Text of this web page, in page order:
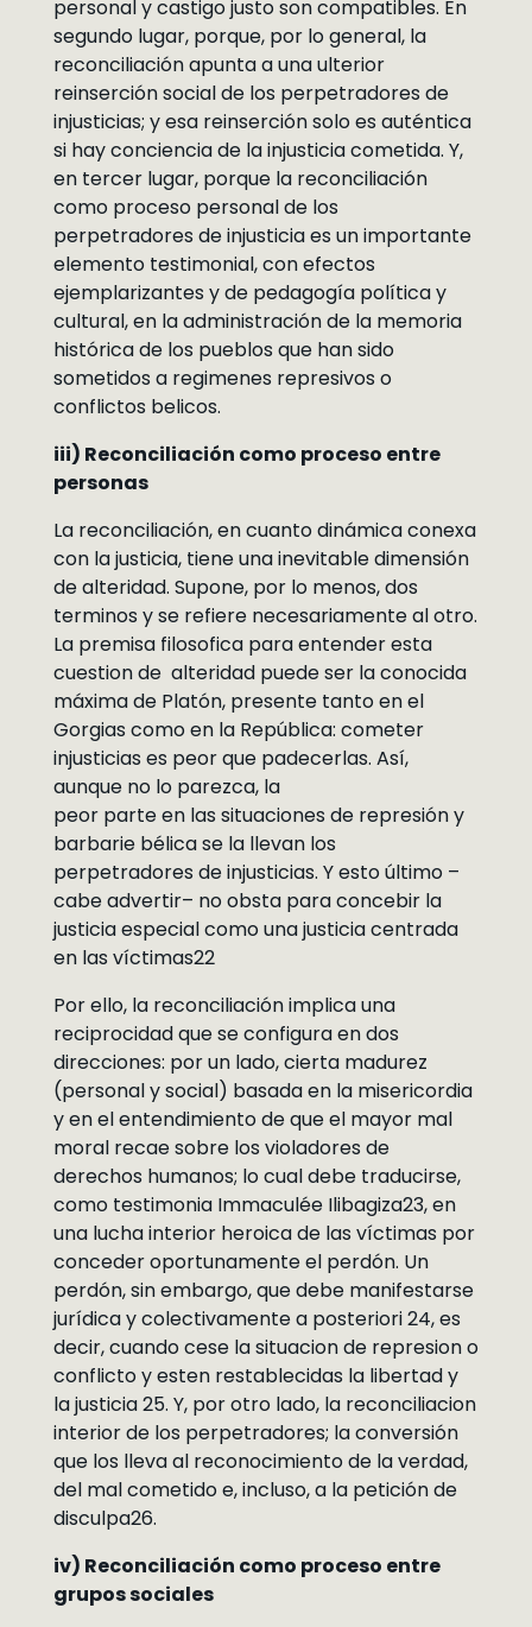
personal y castigo justo son compatibles. En
segundo lugar, porque, por lo general, la
reconciliación apunta a una ulterior
reinserción social de los perpetradores de
injusticias; y esa reinserción solo es auténtica
si hay conciencia de la injusticia cometida. Y,
en tercer lugar, porque la reconciliación
como proceso personal de los
perpetradores de injusticia es un importante
elemento testimonial, con efectos
ejemplarizantes y de pedagogía política y
cultural, en la administración de la memoria
histórica de los pueblos que han sido
sometidos a regimenes represivos o
conflictos belicos.
iii) Reconciliación como proceso entre
personas
La reconciliación, en cuanto dinámica conexa
con la justicia, tiene una inevitable dimensión
de alteridad. Supone, por lo menos, dos
terminos y se refiere necesariamente al otro.
La premisa filosofica para entender esta
cuestion de alteridad puede ser la conocida
máxima de Platón, presente tanto en el
Gorgias como en la República: cometer
injusticias es peor que padecerlas. Así,
aunque no lo parezca, la
peor parte en las situaciones de represión y
barbarie bélica se la llevan los
perpetradores de injusticias. Y esto último –
cabe advertir– no obsta para concebir la
justicia especial como una justicia centrada
en las víctimas22
Por ello, la reconciliación implica una
reciprocidad que se configura en dos
direcciones: por un lado, cierta madurez
(personal y social) basada en la misericordia
y en el entendimiento de que el mayor mal
moral recae sobre los violadores de
derechos humanos; lo cual debe traducirse,
como testimonia Immaculée Ilibagiza23, en
una lucha interior heroica de las víctimas por
conceder oportunamente el perdón. Un
perdón, sin embargo, que debe manifestarse
jurídica y colectivamente a posteriori 24, es
decir, cuando cese la situacion de represion o
conflicto y esten restablecidas la libertad y
la justicia 25. Y, por otro lado, la reconciliacion
interior de los perpetradores; la conversión
que los lleva al reconocimiento de la verdad,
del mal cometido e, incluso, a la petición de
disculpa26.
iv) Reconciliación como proceso entre
grupos sociales